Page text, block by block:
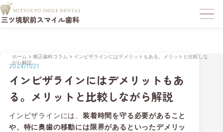
ホーム > 矯正歯科コラム > インビザラインにはデメリットもある。メリットと比較しな
がら解説
2024/11/21
インビザラインにはデメリットもあ
る。メリットと比較しながら解説
インビザラインには、 装着時間を守る必要があること
や、特に奥歯の移動には限界があるといったデメリッ